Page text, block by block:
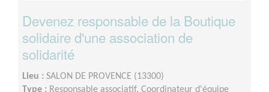
Devenez responsable de la Boutique
solidaire d'une association de
solidarité
Lieu : SALON DE PROVENCE (13300)
Type : Responsable associatif, Coordinateur d'équipe